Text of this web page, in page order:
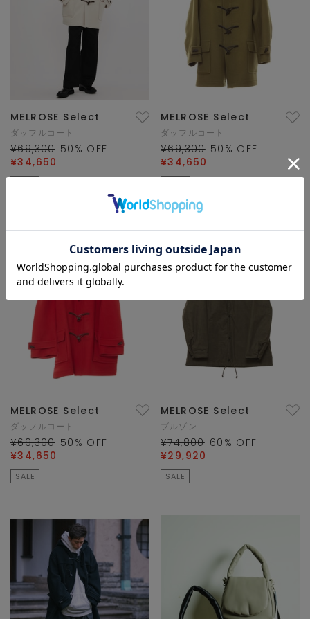
MELROSE Select
ダッフルコート
¥69,300 50 % OFF
¥34,650
MELROSE Select
ダッフルコート
¥69,300 50 % OFF
¥34,650
MELROSE Select
ダッフルコート
¥69,300 50 % OFF
¥34,650
SALE
MELROSE Select
ブルゾン
¥74,800 60 % OFF
¥29,920
SALE